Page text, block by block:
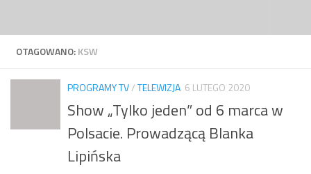
OTAGOWANO:KSW
PROGRAMY TV/TELEWIZJA 6 LUTEGO 2020
Show „Tylko jeden” od 6 marca w
Polsacie. Prowadzącą Blanka
Lipińska